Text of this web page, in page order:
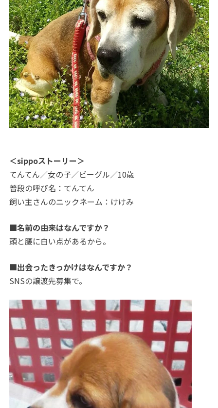
＜sippoストーリー＞
てんてん／女の子／ビーグル／10歳
普段の呼び名：てんてん
飼い主さんのニックネーム：けけみ
■名前の由来はなんですか？
頭と腰に白い点があるから。
■出会ったきっかけはなんですか？
SNSの譲渡先募集で。